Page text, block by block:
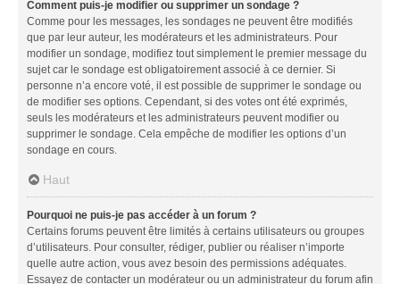
Comment puis-je modifier ou supprimer un sondage ?
Comme pour les messages, les sondages ne peuvent être modifiés
que par leur auteur, les modérateurs et les administrateurs. Pour
modifier un sondage, modifiez tout simplement le premier message du
sujet car le sondage est obligatoirement associé à ce dernier. Si
personne n’a encore voté, il est possible de supprimer le sondage ou
de modifier ses options. Cependant, si des votes ont été exprimés,
seuls les modérateurs et les administrateurs peuvent modifier ou
supprimer le sondage. Cela empêche de modifier les options d’un
sondage en cours.
Haut
Pourquoi ne puis-je pas accéder à un forum ?
Certains forums peuvent être limités à certains utilisateurs ou groupes
d’utilisateurs. Pour consulter, rédiger, publier ou réaliser n’importe
quelle autre action, vous avez besoin des permissions adéquates.
Essayez de contacter un modérateur ou un administrateur du forum afin